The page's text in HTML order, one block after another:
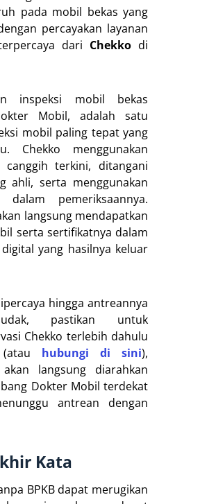
pada mobil bekas yang
percayakan layanan
dari Chekko di
inspeksi mobil bekas
Mobil, adalah satu
mobil paling tepat yang
Chekko menggunakan
canggih terkini, ditangani
ahli, serta menggunakan
dalam pemeriksaannya.
langsung mendapatkan
serta sertifikatnya dalam
yang hasilnya keluar
hingga antreannya
pastikan untuk
Chekko terlebih dahulu
(atau hubungi di sini),
langsung diarahkan
Dokter Mobil terdekat
antrean dengan
Kata
BPKB dapat merugikan